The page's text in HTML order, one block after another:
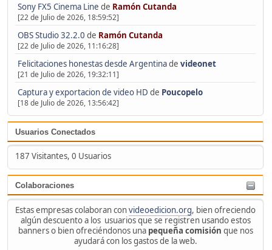
Sony FX5 Cinema Line de Ramón Cutanda
[22 de Julio de 2026, 18:59:52]
OBS Studio 32.2.0 de Ramón Cutanda
[22 de Julio de 2026, 11:16:28]
Felicitaciones honestas desde Argentinade videonet
[21 de Julio de 2026, 19:32:11]
Captura y exportacion de video HD de Poucopelo
[18 de Julio de 2026, 13:56:42]
Usuarios Conectados
187 Visitantes, 0 Usuarios
Colaboraciones
Estas empresas colaboran convideoedicion.org, bien ofreciendo
algún descuento a los usuarios que se registren usando estos
banners o bien ofreciéndonos una pequeña comisión que nos
ayudará con los gastos de la web.